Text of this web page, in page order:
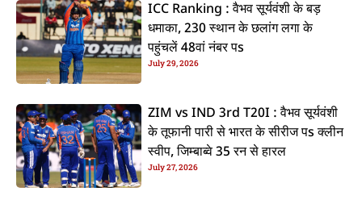
ICC Ranking : वैभव सूर्यवंशी के बड़
धमाका, 230 स्थान के छलांग लगा के
पहुंचलें 48वां नंबर पs
July 29, 2026
ZIM vs IND 3rd T20I : वैभव सूर्यवंशी
के तूफानी पारी से भारत के सीरीज पs क्लीन
स्वीप, जिम्बाब्वे 35 रन से हारल
July 27, 2026